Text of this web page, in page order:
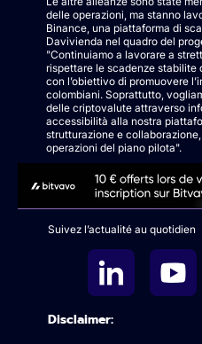
delle operazioni, ma stanno
Binance, una piattaforma di
Davivienda nel quadro del
"Continuiamo a lavorare a
rispettare le scadenze stabilite
con l’obiettivo di promuovere
colombiani. Soprattutto,
delle criptovalute attraverso
accessibilità alla nostra
strutturazione e
operazioni del piano pilota".
Suivez l’actualité au quotidien
Disclaimer: